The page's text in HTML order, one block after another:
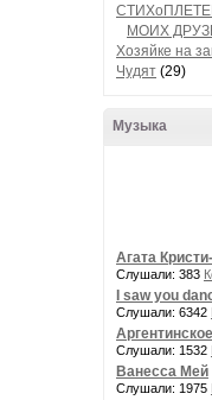
МОИХ
Хозяйке на
Чудят (29)
Музыка
Агата
Слушали: 383
I saw you
Слушали: 6342
Слушали: 1532
Ванесса Мей
Слушали: 1975